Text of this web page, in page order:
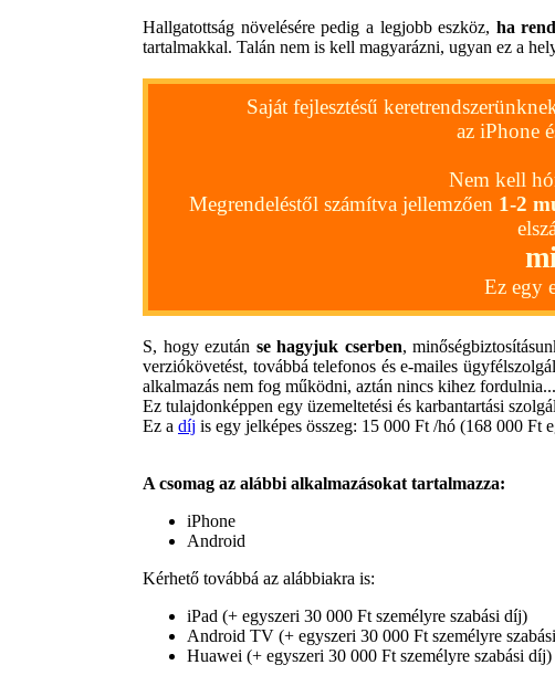
Hallgatottság növelésére pedig a legjobb eszköz, ha
tartalmakkal. Talán nem is kell magyarázni, ugyan ez a
Saját fejlesztésű
az iPhone
Nem kell
Megrendeléstől számítva jellemzően 1-2
Ez egy
S, hogy ezután se hagyjuk cserben,
verziókövetést, továbbá telefonos és e-mailes
alkalmazás nem fog működni, aztán nincs kihez fordulnia...
Ez tulajdonképpen egy üzemeltetési és karbantartási
Ez a díj is egy jelképes összeg: 15 000 Ft /hó (168 000 Ft
A csomag az alábbi alkalmazásokat tartalmazza:
iPhone
Android
Kérhető továbbá az alábbiakra is:
iPad (+ egyszeri 30 000 Ft személyre szabási díj)
Android TV (+ egyszeri 30 000 Ft személyre
Huawei (+ egyszeri 30 000 Ft személyre szabási díj)